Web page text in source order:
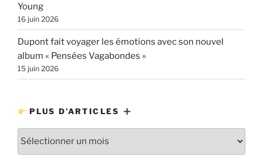
Young
16 juin 2026
Dupont fait voyager les émotions avec son nouvel
album « Pensées Vagabondes »
15 juin 2026
PLUS D’ARTICLES